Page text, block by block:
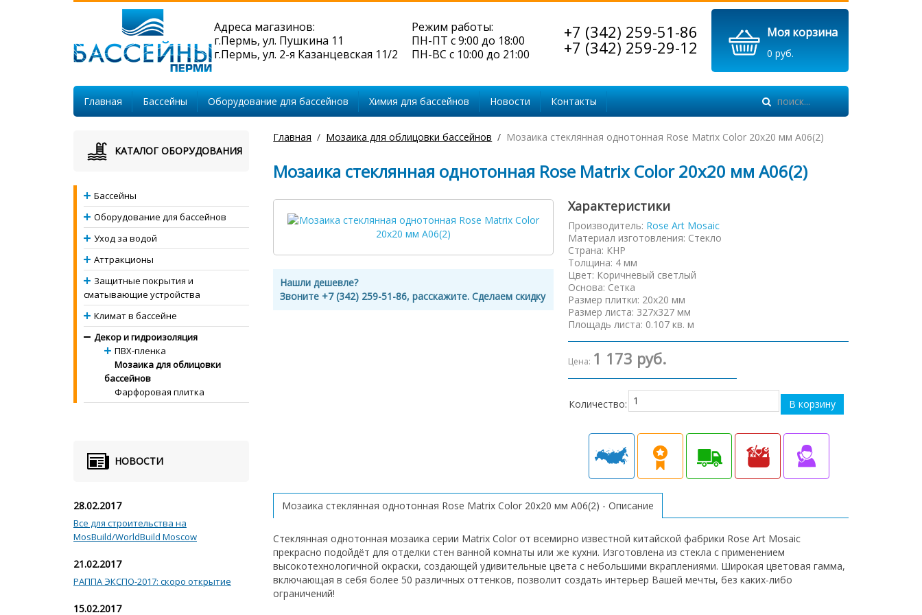
Моя корзина
0 руб.
+7 (342) 259-51-86
+7 (342) 259-29-12
Режим работы:
ПН-ПТ с 9:00 до 18:00
ПН-ВС с 10:00 до 21:00
Адреса магазинов:
г.Пермь, ул. Пушкина 11
г.Пермь, ул. 2-я Казанцевская 11/2
Главная Бассейны Оборудование для бассейнов Химия для бассейнов Новости Контакты
Главная Мозаика для облицовки бассейнов Мозаика стеклянная однотонная Rose Matrix Color 20х20 мм A06(2)
Мозаика стеклянная однотонная Rose Matrix Color 20х20 мм A06(2)
Нашли дешевле?
Звоните +7 (342) 259-51-86, расскажите. Сделаем скидку
Характеристики
Производитель: Rose Art Mosaic
Материал изготовления: Стекло
Страна: КНР
Толщина: 4 мм
Цвет: Коричневый светлый
Основа: Сетка
Размер плитки: 20х20 мм
Размер листа: 327х327 мм
Площадь листа: 0.107 кв. м
Цена: 1 173 руб.
Количество:
Мозаика стеклянная однотонная Rose Matrix Color 20х20 мм A06(2) - Описание
Стеклянная однотонная мозаика серии Matrix Color от всемирно известной китайской фабрики Rose Art Mosaic
прекрасно подойдёт для отделки стен ванной комнаты или же кухни. Изготовлена из стекла с применением
высокотехнологичной окраски, создающей удивительные цвета с небольшими вкраплениями. Широкая цветовая гамма,
включающая в себя более 50 различных оттенков, позволит создать интерьер Вашей мечты, без каких-либо
ограничений!
КАТАЛОГ ОБОРУДОВАНИЯ
Бассейны
Оборудование для бассейнов
Уход за водой
Аттракционы
Защитные покрытия и
сматывающие устройства
Климат в бассейне
Декор и гидроизоляция
ПВХ-пленка
Мозаика для облицовки
бассейнов
Фарфоровая плитка
НОВОСТИ
28.02.2017
Все для строительства на
MosBuild/WorldBuild Moscow
21.02.2017
РАППА ЭКСПО-2017: скоро открытие
15.02.2017